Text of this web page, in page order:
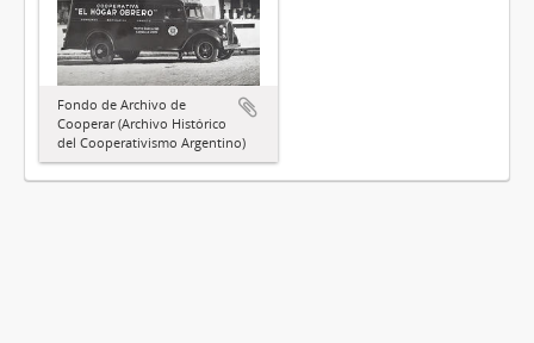
Fondo de Archivo de
Cooperar (Archivo Histórico
del Cooperativismo Argentino)